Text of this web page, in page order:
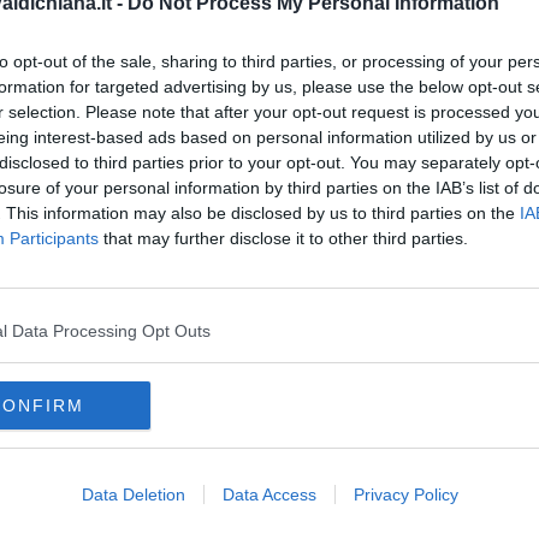
opt-out of the sale, sharing to third parties, or processing of your
for targeted advertising by us, please use the below opt-out
selection. Please note that after your opt-out request is processed
interest-based ads based on personal information utilized by us
to third parties prior to your opt-out. You may separately
of your personal information by third parties on the IAB’s list of
This information may also be disclosed by us to third parties on the
Participants that may further disclose it to other third parties.
Data Processing Opt Outs
Data Deletion Data Access Privacy Policy
iscriviti allaNewsletter QUInews - ToscanaMedia.
nella tua casella di posta.
Vespucci
cortona castiglion fiorentino
civitella in val di chiana